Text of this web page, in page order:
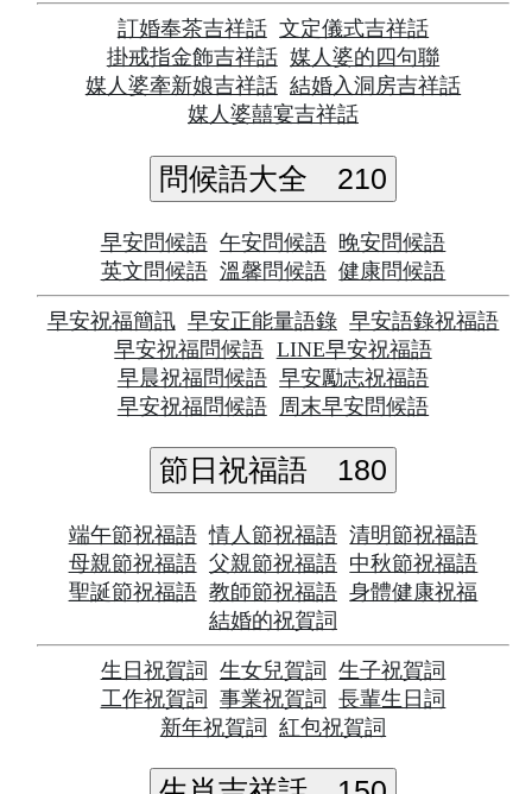
訂婚奉茶吉祥話 文定儀式吉祥話
掛戒指金飾吉祥話 媒人婆的四句聯
媒人婆牽新娘吉祥話 結婚入洞房吉祥話
媒人婆囍宴吉祥話
問候語大全 210
早安問候語 午安問候語 晚安問候語
英文問候語 溫馨問候語 健康問候語
早安祝福簡訊 早安正能量語錄 早安語錄祝福語
早安祝福問候語 LINE早安祝福語
早晨祝福問候語 早安勵志祝福語
早安祝福問候語
周末早安問候語
節日祝福語 180
端午節祝福語 情人節祝福語 清明節祝福語
母親節祝福語 父親節祝福語 中秋節祝福語
聖誕節祝福語 教師節祝福語 身體健康祝福
結婚的祝賀詞
生日祝賀詞 生女兒賀詞 生子祝賀詞
工作祝賀詞 事業祝賀詞 長輩生日詞
新年祝賀詞 紅包祝賀詞